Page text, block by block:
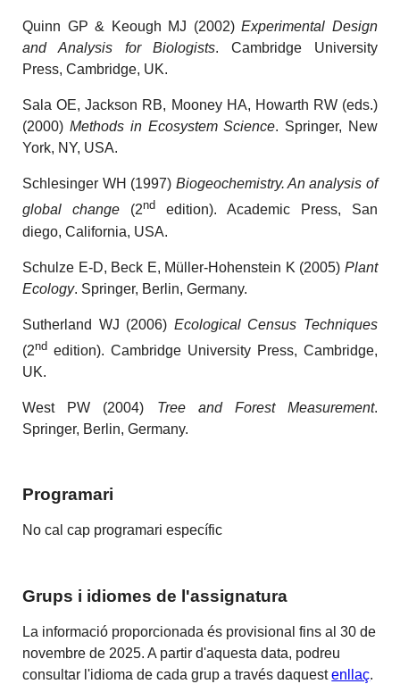
Quinn GP & Keough MJ (2002)Experimental Design
and Analysis for Biologists. Cambridge University
Press, Cambridge, UK.
Sala OE, Jackson RB, Mooney HA, Howarth RW (eds.)
(2000)Methods in Ecosystem Science. Springer, New
York, NY, USA.
Schlesinger WH (1997) Biogeochemistry. An analysis of
global change (2nd
edition). Academic Press, San
diego, California, USA.
Schulze E-D, Beck E, Müller-Hohenstein K (2005) Plant
Ecology. Springer, Berlin, Germany.
Sutherland WJ (2006) Ecological Census Techniques
(2nd edition). Cambridge University Press, Cambridge,
UK.
West PW (2004) Tree and Forest Measurement.
Springer, Berlin, Germany.
Programari
No cal cap programari específic
Grups i idiomes de l'assignatura
La informació proporcionada és provisional fins al 30 de
novembre de 2025. A partir d'aquesta data, podreu
consultar l'idioma de cada grup a través daquestenllaç.